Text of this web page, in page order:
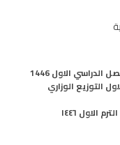
الاول 1446
ابتدائي 1446 الفصل الاول التوزيع الوزاري
١٤٤٦